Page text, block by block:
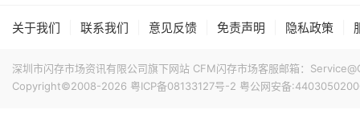
关于我们 联系我们 意见反馈 免责声明 隐私政策
深圳市闪存市场资讯有限公司旗下网站 CFM闪存市场客服邮箱：
Copyright©2008-2026 粤ICP备08133127号-2 粤公网安备